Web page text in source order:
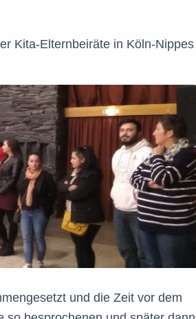
Kita-Elternbeiräte in Köln-Nippes
und die Zeit vor dem